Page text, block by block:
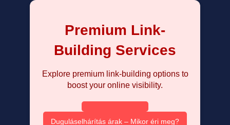
Premium Link-
Building Services
Explore premium link-building options to
boost your online visibility.
Duguláselhárítás árak – Mikor éri meg?